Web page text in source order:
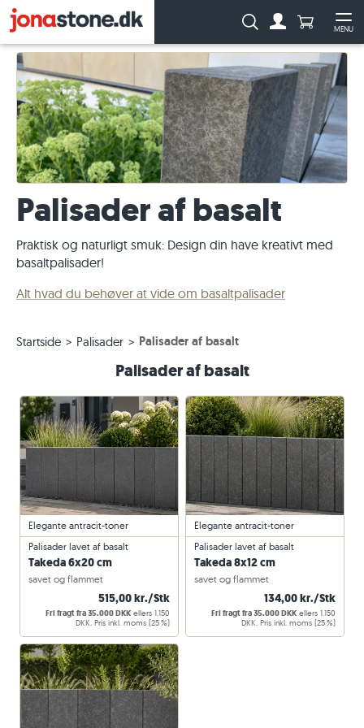
MENU
Søg: Antal
Palisader af basalt
Praktisk og naturligt smuk: Design din have kreativt med
basaltpalisader!
Alt hvad du behøver at vide om basaltpalisader
Startside Palisader Palisader af basalt
Palisader af basalt
Palisader lavet af basalt
Takeda 6x20 cm
savet og flammet
515,00 kr./Stk
Fri fragt fra 35.000 DKK ellers 1.150
DKK. Pris inkl. moms (25 %)
Elegante antracit-toner
Palisader lavet af basalt
Takeda 8x12 cm
savet og flammet
134,00 kr./Stk
Fri fragt fra 35.000 DKK ellers 1.150
DKK. Pris inkl. moms (25 %)
Elegante antracit-toner